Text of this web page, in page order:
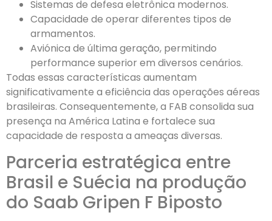
Sistemas de defesa eletrônica modernos.
Capacidade de operar diferentes tipos de
armamentos.
Aviónica de última geração, permitindo
performance superior em diversos cenários.
Todas essas características aumentam
significativamente a eficiência das operações aéreas
brasileiras. Consequentemente, a FAB consolida sua
presença na América Latina e fortalece sua
capacidade de resposta a ameaças diversas.
Parceria estratégica entre
Brasil e Suécia na produção
do Saab Gripen F Biposto